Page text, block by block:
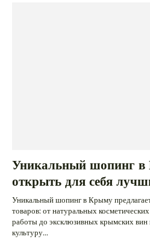
Уникальный шопинг в
открыть для себя
Уникальный шопинг в Крыму
товаров: от натуральных
работы до эксклюзивных крымских
культуру...